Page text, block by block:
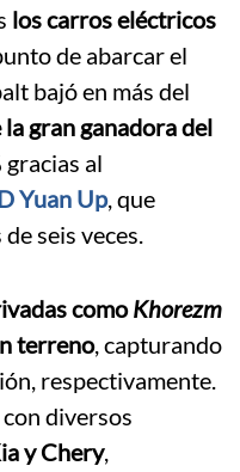
los carros eléctricos
de abarcar el
bajó en más del
gran ganadora del
al
Yuan Up, que
seis veces.
comoKhorezm
terreno, capturando
respectivamente.
diversos
y Chery,